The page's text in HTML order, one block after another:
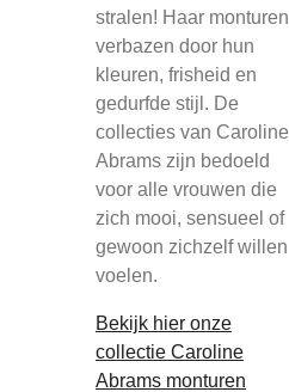
stralen! Haar monturen
verbazen door hun
kleuren, frisheid en
gedurfde stijl. De
collecties van Caroline
Abrams zijn bedoeld
voor alle vrouwen die
zich mooi, sensueel of
gewoon zichzelf willen
voelen.
Bekijk hier onze
collectie Caroline
Abrams monturen